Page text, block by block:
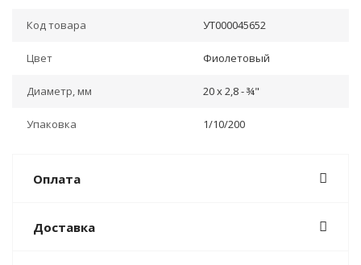
Код товара УТ000045652
Цвет Фиолетовый
Диаметр, мм 20 х 2,8 - ¾"
Упаковка 1/10/200
Оплата
Доставка